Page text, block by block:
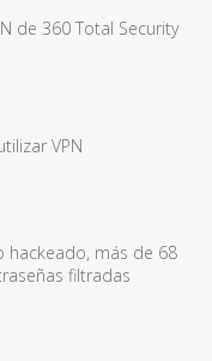
de 360 Total Security
VPN
hackeado, más de 68
filtradas